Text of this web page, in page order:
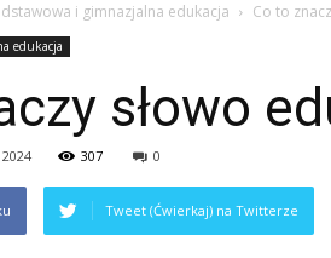
i gimnazjalna edukacja Co to
edukacja
słowo
307 0
Tweet (Ćwierkaj) na Twitterze